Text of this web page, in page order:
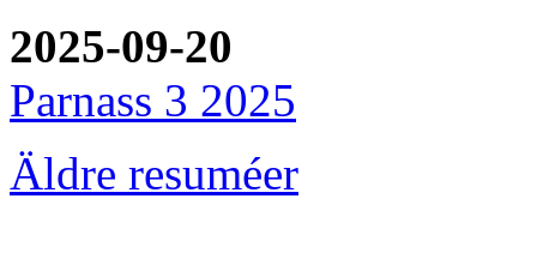
2025-09-20
Parnass 3 2025
Äldre resuméer